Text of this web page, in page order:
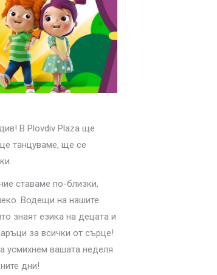
В Plovdiv Plaza ще
танцуваме, ще се
ставаме по-близки,
Водещи на нашите
знаят езика на децата и
за всички от сърце!
усмихнем вашата неделя
дни!